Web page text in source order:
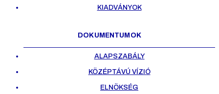
KIADVÁNYOK
DOKUMENTUMOK
ALAPSZABÁLY
KÖZÉPTÁVÚ VÍZIÓ
ELNÖKSÉG